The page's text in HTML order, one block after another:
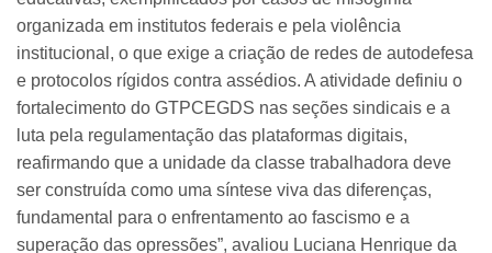
organizada em institutos federais e pela violência
institucional, o que exige a criação de redes de autodefesa
e protocolos rígidos contra assédios. A atividade definiu o
fortalecimento do GTPCEGDS nas seções sindicais e a
luta pela regulamentação das plataformas digitais,
reafirmando que a unidade da classe trabalhadora deve
ser construída como uma síntese viva das diferenças,
fundamental para o enfrentamento ao fascismo e a
superação das opressões”, avaliou Luciana Henrique da